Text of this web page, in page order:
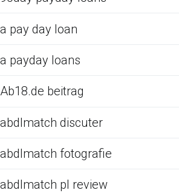
a pay day loan
a payday loans
Ab18.de beitrag
abdlmatch discuter
abdlmatch fotografie
abdlmatch pl review